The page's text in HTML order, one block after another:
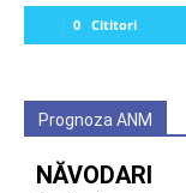
0 Cititori
Prognoza ANM
NĂVODARI